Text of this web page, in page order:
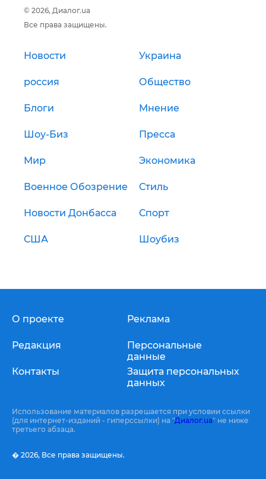
© 2026, Диалог.ua
Все права защищены.
Новости Украина
россия Общество
Блоги Мнение
Шоу-Биз Пресса
Мир Экономика
Военное Обозрение Стиль
Новости Донбасса Спорт
США Шоубиз
О проекте
Редакция
Контакты
Реклама
Персональные
данные
Защита персональных
данных
Использование материалов разрешается при условии ссылки
(для интернет-изданий - гиперссылки) на "Диалог.ua" не ниже
третьего абзаца.
� 2026, Все права защищены.